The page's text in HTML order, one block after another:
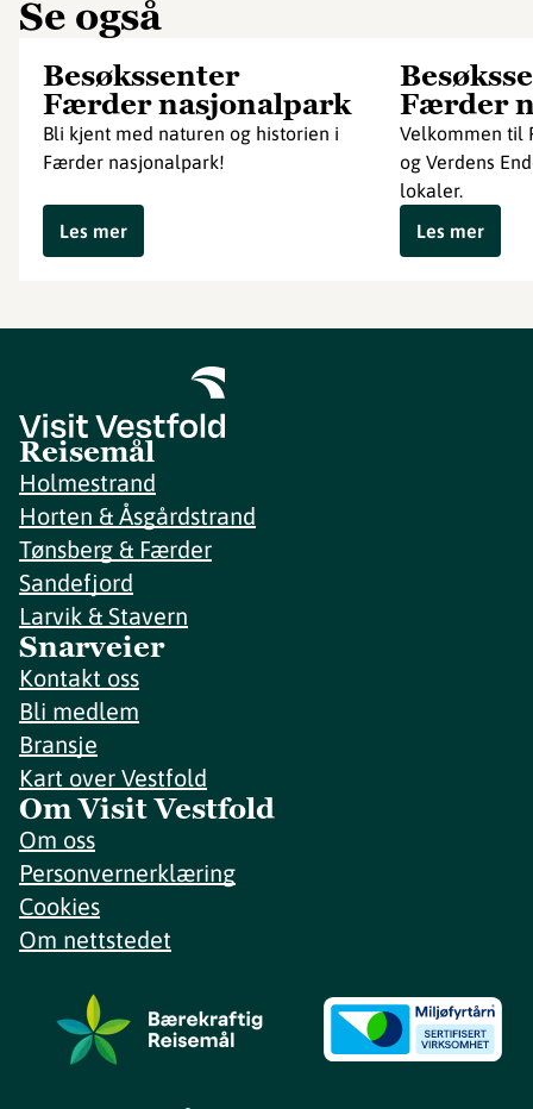
Se også
Besøkssenter
Færder nasjonalpark
Bli kjent med naturen og historien i
Færder nasjonalpark!
Les mer
Færder
Velkommen til
og Verdens
lokaler.
Les mer
Reisemål
Holmestrand
Horten & Åsgårdstrand
Tønsberg & Færder
Sandefjord
Larvik & Stavern
Snarveier
Kontakt oss
Bli medlem
Bransje
Kart over Vestfold
Om Visit Vestfold
Om oss
Personvernerklæring
Cookies
Om nettstedet